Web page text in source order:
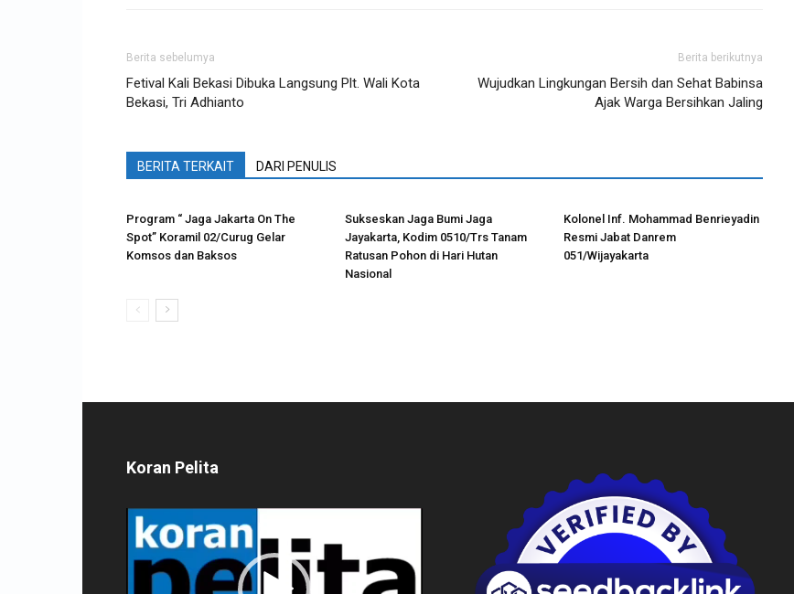
Berita sebelumya
Fetival Kali Bekasi Dibuka Langsung Plt. Wali Kota
Bekasi, Tri Adhianto
Berita berikutnya
Wujudkan Lingkungan Bersih dan Sehat Babinsa
Ajak Warga Bersihkan Jaling
BERITA TERKAIT DARI PENULIS
Program “ Jaga Jakarta On The
Spot” Koramil 02/Curug Gelar
Komsos dan Baksos
Sukseskan Jaga Bumi Jaga
Jayakarta, Kodim 0510/Trs Tanam
Ratusan Pohon di Hari Hutan
Nasional
Kolonel Inf. Mohammad Benrieyadin
Resmi Jabat Danrem
051/Wijayakarta
Koran Pelita
Pemutar
Video